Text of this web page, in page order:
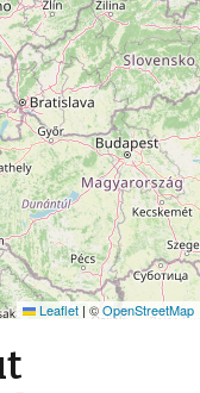
Leaflet | ©OpenStreetMap